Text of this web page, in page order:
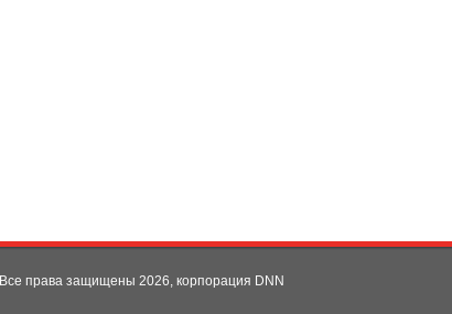
Все права защищены 2026, корпорация DNN